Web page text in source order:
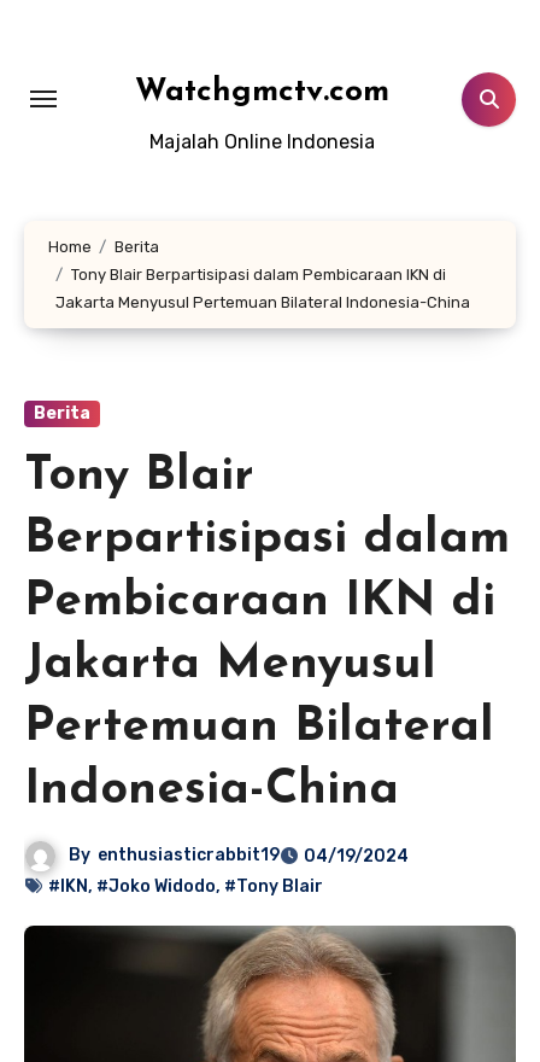
Watchgmctv.com
Majalah Online Indonesia
Home
Berita
Tony Blair Berpartisipasi dalam Pembicaraan IKN di
Jakarta Menyusul Pertemuan Bilateral Indonesia-China
Berita
Tony Blair
Berpartisipasi dalam
Pembicaraan IKN di
Jakarta Menyusul
Pertemuan Bilateral
Indonesia-China
By enthusiasticrabbit19
04/19/2024
#IKN, #Joko Widodo, #Tony Blair